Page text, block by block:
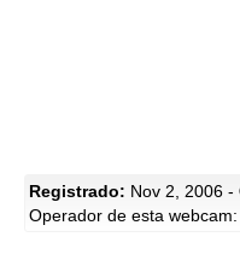
Registrado: Nov 2, 2006 -
Operador de esta webcam: